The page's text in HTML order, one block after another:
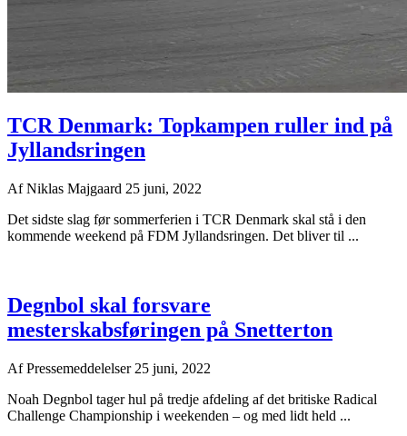
TCR Denmark: Topkampen ruller ind på
Jyllandsringen
AfNiklas Majgaard 25 juni, 2022
Det sidste slag før sommerferien i TCR Denmark skal stå i den
kommende weekend på FDM Jyllandsringen. Det bliver til ...
Degnbol skal forsvare
mesterskabsføringen på Snetterton
AfPressemeddelelser 25 juni, 2022
Noah Degnbol tager hul på tredje afdeling af det britiske Radical
Challenge Championship i weekenden – og med lidt held ...